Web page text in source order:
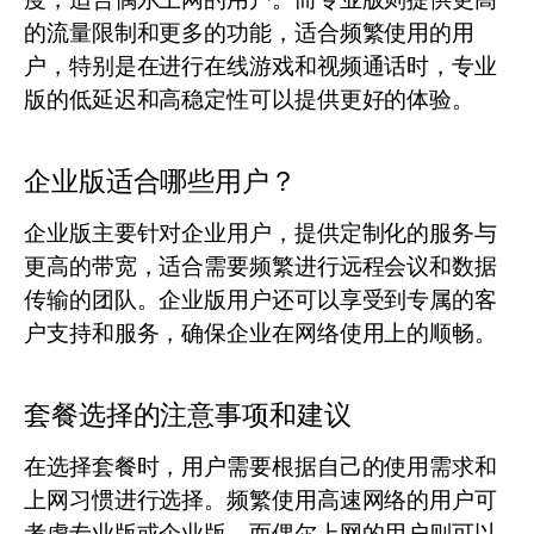
的流量限制和更多的功能，适合频繁使用的用
户，特别是在进行在线游戏和视频通话时，专业
版的低延迟和高稳定性可以提供更好的体验。
企业版适合哪些用户？
企业版主要针对企业用户，提供定制化的服务与
更高的带宽，适合需要频繁进行远程会议和数据
传输的团队。企业版用户还可以享受到专属的客
户支持和服务，确保企业在网络使用上的顺畅。
套餐选择的注意事项和建议
在选择套餐时，用户需要根据自己的使用需求和
上网习惯进行选择。频繁使用高速网络的用户可